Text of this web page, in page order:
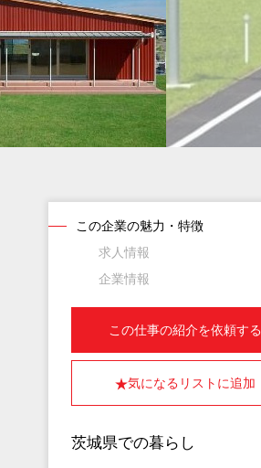
この企業の魅力・特徴
求人情報
企業情報
この仕事の紹介を依頼する
気になるリストに追加
茨城県での暮らし